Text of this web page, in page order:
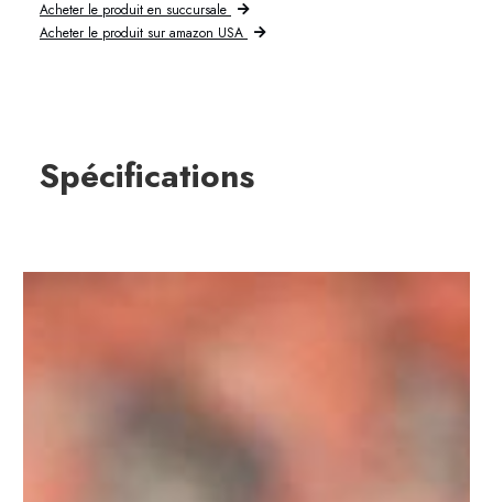
Acheter le produit en succursale
Acheter le produit sur amazon USA
Spécifications